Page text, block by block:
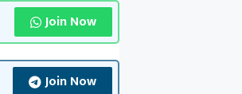
Join Now
Join Now